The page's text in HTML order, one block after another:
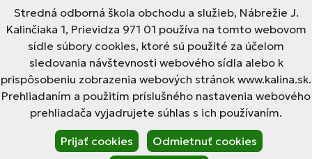
Stredná odborná škola obchodu a služieb, Nábrežie J.
Kalinčiaka 1, Prievidza 971 01 používa na tomto webovom
sídle súbory cookies, ktoré sú použité za účelom
sledovania návštevnosti webového sídla alebo k
prispôsobeniu zobrazenia webových stránok www.kalina.sk.
Prehliadaním a použitím príslušného nastavenia webového
prehliadača vyjadrujete súhlas s ich používaním.
Prijať cookies
Odmietnuť cookies